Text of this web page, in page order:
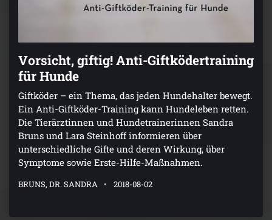
Vorsicht, giftig! Anti-Giftködertraining
für Hunde
Giftköder – ein Thema, das jeden Hundehalter bewegt.
Ein Anti-Giftköder-Training kann Hundeleben retten.
Die Tierärztinnen und Hundetrainerinnen Sandra
Bruns und Lara Steinhoff informieren über
unterschiedliche Gifte und deren Wirkung, über
Symptome sowie Erste-Hilfe-Maßnahmen.
BRUNS, DR. SANDRA 2018-08-02